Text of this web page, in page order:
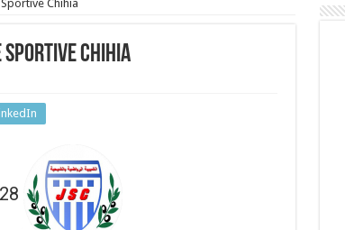
Chihia
Sportive Chihia
28